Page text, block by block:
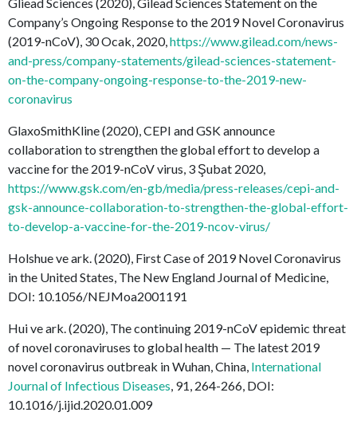
Company’s Ongoing Response to the 2019 Novel Coronavirus
(2019-nCoV), 30 Ocak, 2020,https://www.gilead.com/news-
and-press/company-statements/gilead-sciences-statement-
on-the-company-ongoing-response-to-the-2019-new-
coronavirus
GlaxoSmithKline (2020), CEPI and GSK announce
collaboration to strengthen the global effort to develop a
vaccine for the 2019-nCoV virus, 3 Şubat 2020,
https://www.gsk.com/en-gb/media/press-releases/cepi-and-
gsk-announce-collaboration-to-strengthen-the-global-effort-
to-develop-a-vaccine-for-the-2019-ncov-virus/
Holshue ve ark. (2020), First Case of 2019 Novel Coronavirus
in the United States, The New England Journal of Medicine,
DOI: 10.1056/NEJMoa2001191
Hui ve ark. (2020), The continuing 2019-nCoV epidemic threat
of novel coronaviruses to global health — The latest 2019
novel coronavirus outbreak in Wuhan, China, International
Journal of Infectious Diseases, 91, 264-266, DOI:
10.1016/j.ijid.2020.01.009